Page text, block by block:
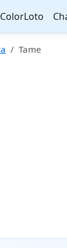
ColorLoto
Tame